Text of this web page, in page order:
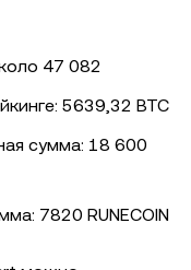
47 082
5639,32 BTC
сумма: 18 600
7820 RUNECOIN